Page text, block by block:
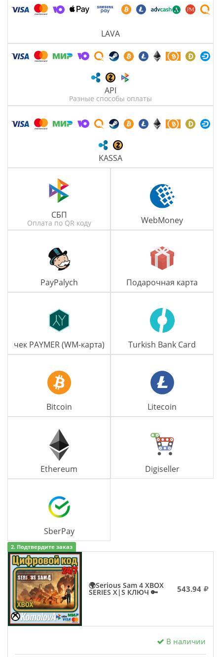
LAVA
API
Разные способы оплаты
KASSA
СБП
Оплата по QR коду WebMoney
PayPalych Подарочная карта
чек PAYMER (WM-карта) Turkish Bank Card
Bitcoin Litecoin
Ethereum Digiseller
SberPay
2. Подтвердите заказ
🌍Serious Sam 4 XBOX
SERIES X|S КЛЮЧ 🔑 543.94
В наличии